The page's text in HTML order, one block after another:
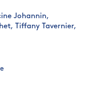
Johannin,
Tiffany Tavernier,